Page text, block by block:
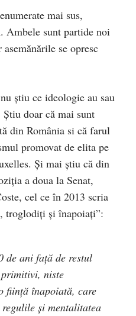
mai sus,
Ambele sunt partide noi
se opresc
știu ce ideologie au sau
doar că mai sunt
din România si că farul
promovat de elita pe
Și mai știu că din
a doua la Senat,
cel ce în 2013 scria
troglodiți și înapoiați”:
de ani față de restul
primitivi, niste
ființă înapoiată, care
și mentalitatea